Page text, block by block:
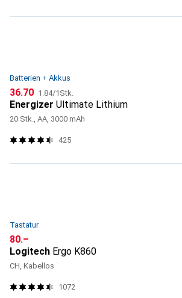
Batterien + Akkus
CHF
36.70 CHF
1.84/1Stk.
Energizer Ultimate Lithium
20 Stk., AA, 3000 mAh
425
Tastatur
CHF
80.–
Logitech Ergo K860
CH, Kabellos
1072